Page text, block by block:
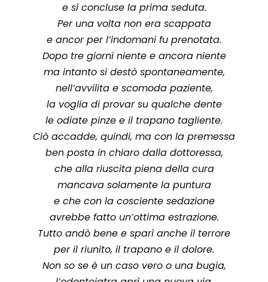
e si concluse la prima seduta.
Per una volta non era scappata
e ancor per l’indomani fu prenotata.
Dopo tre giorni niente e ancora niente
ma intanto si destò spontaneamente,
nell’avvilita e scomoda paziente,
la voglia di provar su qualche dente
le odiate pinze e il trapano tagliente.
Ciò accadde, quindi, ma con la premessa
ben posta in chiaro dalla dottoressa,
che alla riuscita piena della cura
mancava solamente la puntura
e che con la cosciente sedazione
avrebbe fatto un’ottima estrazione.
Tutto andò bene e sparì anche il terrore
per il riunito, il trapano e il dolore.
Non so se è un caso vero o una bugia,